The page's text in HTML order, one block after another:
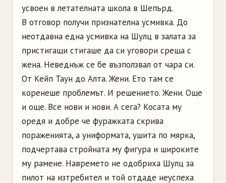
усвоен в летателната школа в Шепърд.
В отговор получи признателна усмивка. До
неотдавна една усмивка на Шулц в залата за
пристигащи стигаше да си уговори среща с
жена. Неведнъж се бе възползвал от чара си.
От Кейп Таун до Алта. Жени. Ето там се
коренеше проблемът. И решението. Жени. Още
и още. Все нови и нови. А сега? Косата му
оредя и добре че фуражката скрива
пораженията, а униформата, ушита по мярка,
подчертава стройната му фигура и широките
му рамене. Навремето не одобриха Шулц за
пилот на изтребител и той отдаде неуспеха